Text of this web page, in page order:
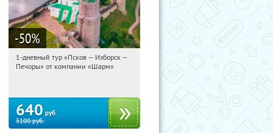
-50%
12:38:05 Купили:12
1-дневный тур «Псков — Изборск —
Печоры» от компании «Шарм»
640 руб.
5100руб.